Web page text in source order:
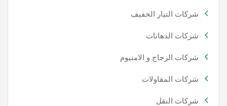
شركات التيار الخفيف
شركات الدهانات
شركات الزجاج و الامنيوم
شركات المقاولات
شركات النقل